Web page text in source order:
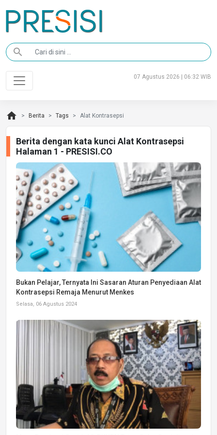
search
07 Agustus 2026 | 06:32 WIB
home Berita Tags Alat Kontrasepsi
Berita dengan kata kunci Alat Kontrasepsi
Halaman 1 - PRESISI.CO
Bukan Pelajar, Ternyata Ini Sasaran Aturan Penyediaan Alat
Kontrasepsi Remaja Menurut Menkes
Selasa, 06 Agustus 2024